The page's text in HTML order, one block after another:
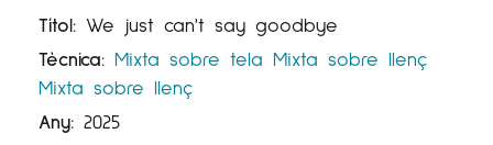
Títol: We just can't say goodbye
Tècnica: Mixta sobre tela Mixta sobre llenç
Mixta sobre llenç
Any: 2025